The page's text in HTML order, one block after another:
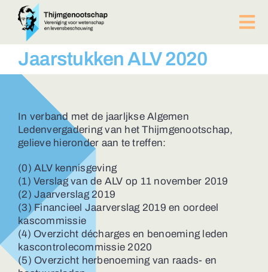
naar
inhoud
BIJEENKOMSTEN
ACTUEEL
Over ons
Afdelingen
Lid worden?
Contact
ZOEKEN
NAAR:
Jaarstukken ALV 2020
In verband met de jaarljkse Algemen
Ledenvergadering van het Thijmgenootschap,
gelieve hieronder aan te treffen:
(0) ALV kennisgeving
(1) Verslag van de ALV op 11 november 2019
(2) Jaarverslag 2019
(3) Financieel Jaarverslag 2019 en oordeel
kascommissie
(4) Overzicht décharges en benoeming leden
kascontrolecommissie 2020
(5) Overzicht herbenoeming van raads- en